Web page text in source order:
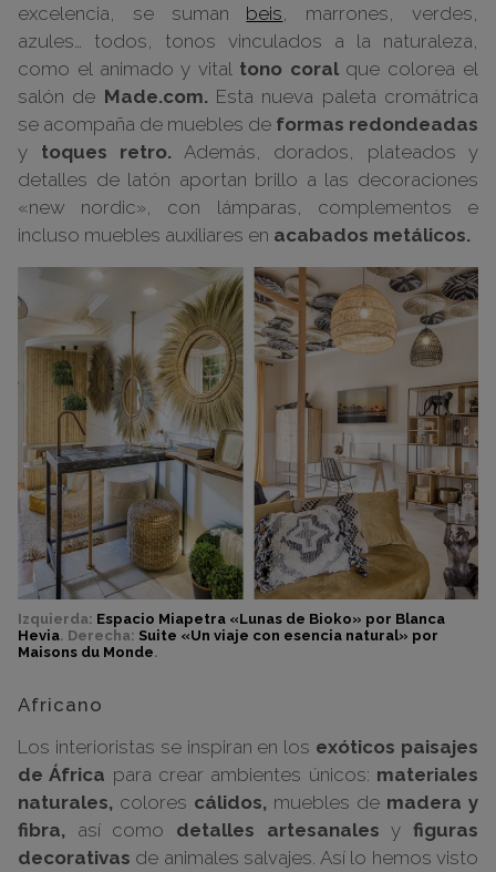
excelencia, se suman beis , marrones, verdes,
azules… todos, tonos vinculados a la naturaleza,
como el animado y vital tono coralque colorea el
salón de Made.com.Esta nueva paleta cromátrica
se acompaña de muebles de formas redondeadas
y toques retro. Además, dorados, plateados y
detalles de latón aportan brillo a las decoraciones
«new nordic», con lámparas, complementos e
incluso muebles auxiliares en acabados metálicos.
Izquierda: Espacio Miapetra «Lunas de Bioko» por Blanca
Hevia. Derecha: Suite «Un viaje con esencia natural» por
Maisons du Monde.
Africano
Los interioristas se inspiran en los exóticos paisajes
de África para crear ambientes únicos: materiales
naturales, colores cálidos, muebles de madera y
fibra, así como detalles artesanales yfiguras
decorativas de animales salvajes. Así lo hemos visto